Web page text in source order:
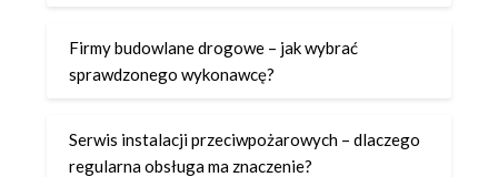
Firmy budowlane drogowe – jak wybrać
sprawdzonego wykonawcę?
Serwis instalacji przeciwpożarowych – dlaczego
regularna obsługa ma znaczenie?